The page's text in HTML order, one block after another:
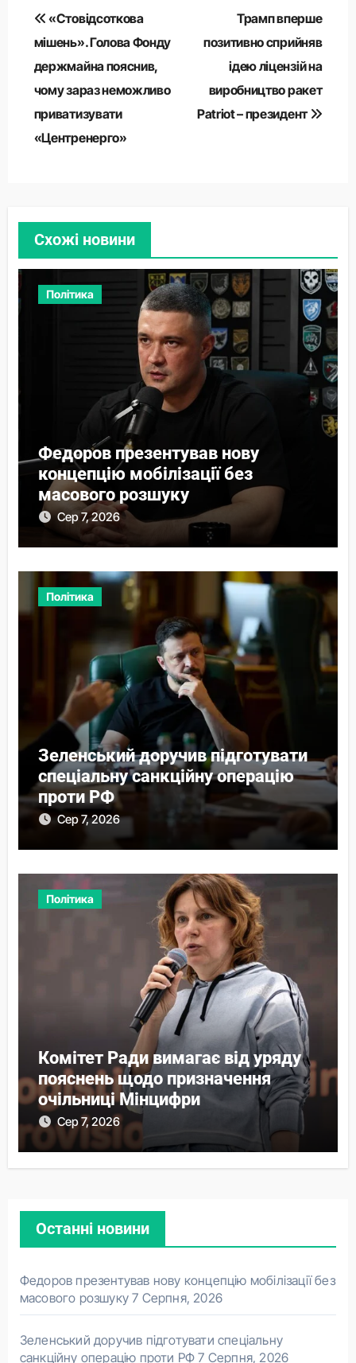
Навігація
записів
«Стовідсоткова
мішень». Голова Фонду
держмайна пояснив,
чому зараз неможливо
приватизувати
«Центренерго»
Трамп вперше
позитивно сприйняв
ідею ліцензій на
виробництво ракет
Patriot – президент
Схожі новини
Політика
Федоров презентував нову
концепцію мобілізації без
масового розшуку
Сер 7, 2026
Політика
Зеленський доручив підготувати
спеціальну санкційну операцію
проти РФ
Сер 7, 2026
Політика
Комітет Ради вимагає від уряду
пояснень щодо призначення
очільниці Мінцифри
Сер 7, 2026
Останні новини
Федоров презентував нову концепцію мобілізації без
масового розшуку 7 Серпня, 2026
Зеленський доручив підготувати спеціальну
санкційну операцію проти РФ 7 Серпня, 2026